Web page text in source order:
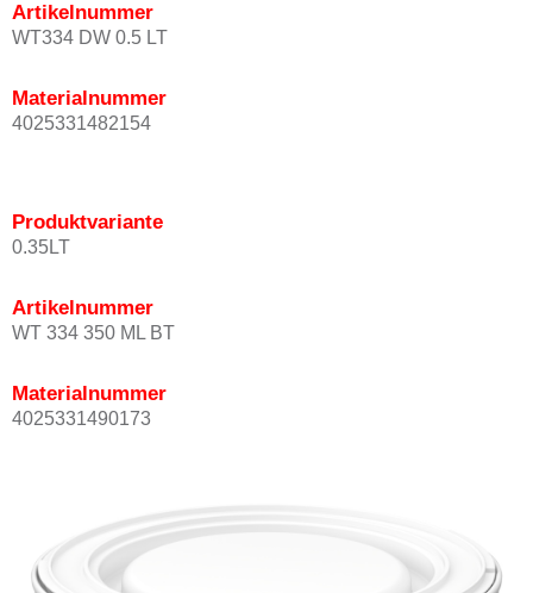
Artikelnummer
WT334 DW 0.5 LT
Materialnummer
4025331482154
Produktvariante
0.35LT
Artikelnummer
WT 334 350 ML BT
Materialnummer
4025331490173